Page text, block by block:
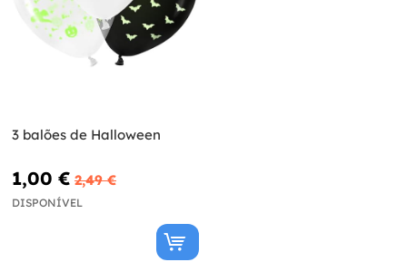
3 balões de Halloween
1,00 € 2,49 €
DISPONÍVEL